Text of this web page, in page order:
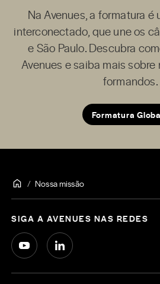
Na Avenues, a formatura é
interconectado, que une os
e São Paulo. Descubra
Avenues e saiba mais
formandos.
Formatura
Nossa missão
SIGA A AVENUES NAS REDES